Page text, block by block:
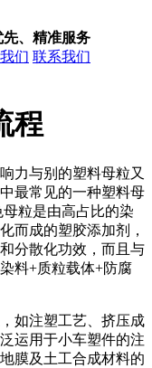
先、精准服务
们 联系我们
程
力与别的塑料母粒又
最常见的一种塑料母
粒是由高占比的染
而成的塑胶添加剂，
分散化功效，而且与
料+质粒载体+防腐
如注塑工艺、挤压成
运用于小车塑件的注
膜及土工合成材料的